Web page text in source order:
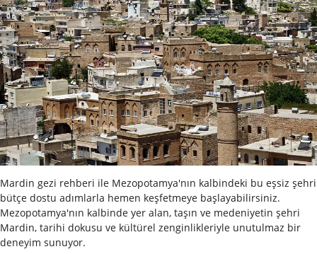
Mardin gezi rehberi ile Mezopotamya'nın kalbindeki bu eşsiz şehri
bütçe dostu adımlarla hemen keşfetmeye başlayabilirsiniz.
Mezopotamya'nın kalbinde yer alan, taşın ve medeniyetin şehri
Mardin, tarihi dokusu ve kültürel zenginlikleriyle unutulmaz bir
deneyim sunuyor.